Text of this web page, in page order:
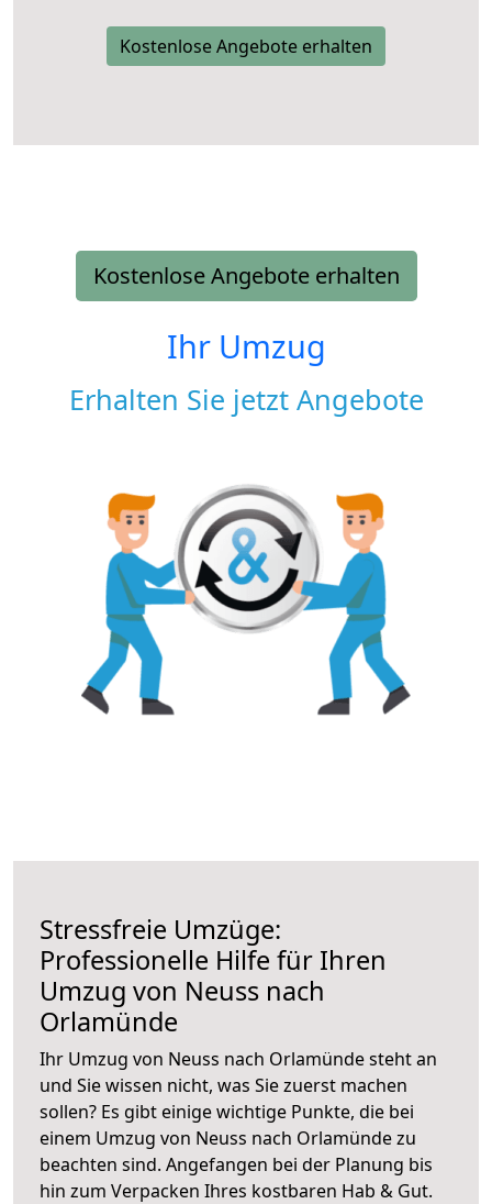
Kostenlose Angebote erhalten
Kostenlose Angebote erhalten
Ihr Umzug
Erhalten Sie jetzt Angebote
Stressfreie Umzüge:
Professionelle Hilfe für Ihren
Umzug von Neuss nach
Orlamünde
Ihr Umzug von Neuss nach Orlamünde steht an
und Sie wissen nicht, was Sie zuerst machen
sollen? Es gibt einige wichtige Punkte, die bei
einem Umzug von Neuss nach Orlamünde zu
beachten sind. Angefangen bei der Planung bis
hin zum Verpacken Ihres kostbaren Hab & Gut.